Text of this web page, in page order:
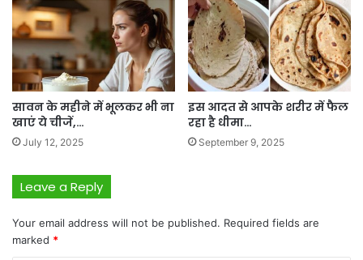
सावन के महीने में भूलकर भी ना
खाएं ये चीजें,…
July 12, 2025
इस आदत से आपके शरीर में फैल
रहा है धीमा…
September 9, 2025
Leave a Reply
Your email address will not be published. Required fields are
marked *